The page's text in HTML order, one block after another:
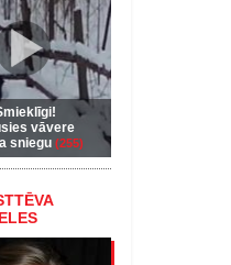
vāvere
sniegu (255)